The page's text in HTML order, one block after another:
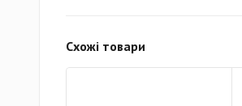
Схожі товари